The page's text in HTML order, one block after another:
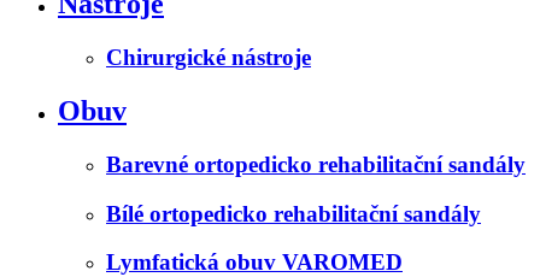
Chirurgické nástroje
Obuv
Barevné ortopedicko rehabilitační sandály
Bílé ortopedicko rehabilitační sandály
Lymfatická obuv VAROMED